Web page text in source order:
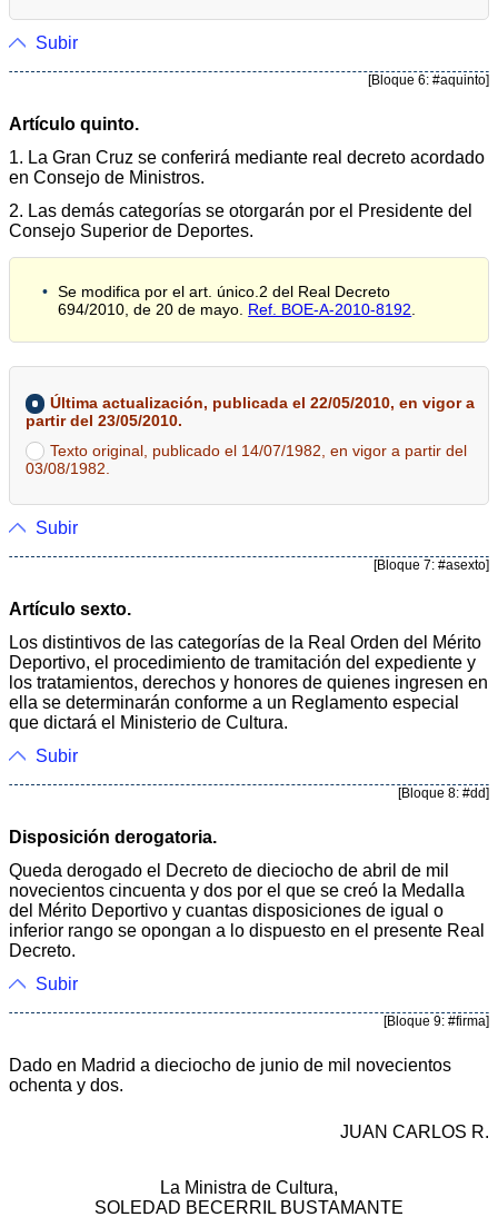
Subir
[Bloque 6: #aquinto]
Artículo quinto.
1. La Gran Cruz se conferirá mediante real decreto acordado
en Consejo de Ministros.
2. Las demás categorías se otorgarán por el Presidente del
Consejo Superior de Deportes.
Se modifica por el art. único.2 del Real Decreto
694/2010, de 20 de mayo. Ref. BOE-A-2010-8192
Última actualización, publicada el 22/05/2010, en vigor a
partir del 23/05/2010.
Texto original, publicado el 14/07/1982, en vigor a partir del
03/08/1982.
Subir
[Bloque 7: #asexto]
Artículo sexto.
Los distintivos de las categorías de la Real Orden del Mérito
Deportivo, el procedimiento de tramitación del expediente y
los tratamientos, derechos y honores de quienes ingresen en
ella se determinarán conforme a un Reglamento especial
que dictará el Ministerio de Cultura.
Subir
[Bloque 8: #dd]
Disposición derogatoria.
Queda derogado el Decreto de dieciocho de abril de mil
novecientos cincuenta y dos por el que se creó la Medalla
del Mérito Deportivo y cuantas disposiciones de igual o
inferior rango se opongan a lo dispuesto en el presente Real
Decreto.
Subir
[Bloque 9: #firma]
Dado en Madrid a dieciocho de junio de mil novecientos
ochenta y dos.
JUAN CARLOS R.
La Ministra de Cultura,
SOLEDAD BECERRIL BUSTAMANTE